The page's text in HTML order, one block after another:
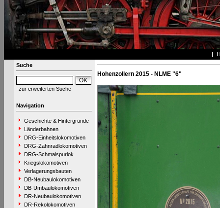
Suche
zur erweiterten Suche
Navigation
Geschichte & Hintergründe
Länderbahnen
DRG-Einheitslokomotiven
DRG-Zahnradlokomotiven
DRG-Schmalspurlok.
Kriegslokomotiven
Verlagerungsbauten
DB-Neubaulokomotiven
DB-Umbaulokomotiven
DR-Neubaulokomotiven
DR-Rekolokomotiven
Hohenzollern 2015 - NLME "6"